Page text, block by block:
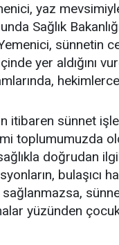
yaz
Sağlık
sünnetin
yer aldığını
itibaren sünnet
toplumumuzda
doğrudan
bulaşıcı
yüzünden